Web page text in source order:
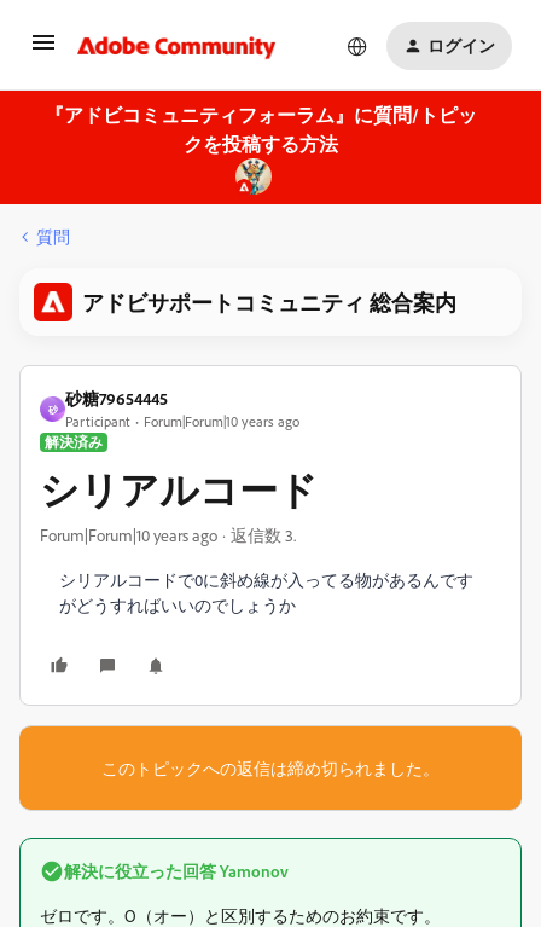
ログイン
『アドビコミュニティフォーラム』に質問/トピッ
クを投稿する方法
質問
アドビサポートコミュニティ 総合案内
砂
砂糖79654445
Participant
Forum|Forum|10 years ago
解決済み
シリアルコード
Forum|Forum|10 years ago 返信数 3.
シリアルコードで0に斜め線が入ってる物があるんです
がどうすればいいのでしょうか
このトピックへの返信は締め切られました。
解決に役立った回答Yamonov
ゼロです。O（オー）と区別するためのお約束です。